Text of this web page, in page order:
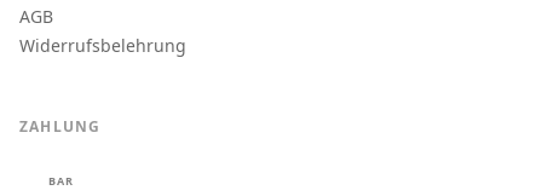
AGB
Widerrufsbelehrung
ZAHLUNG
BAR